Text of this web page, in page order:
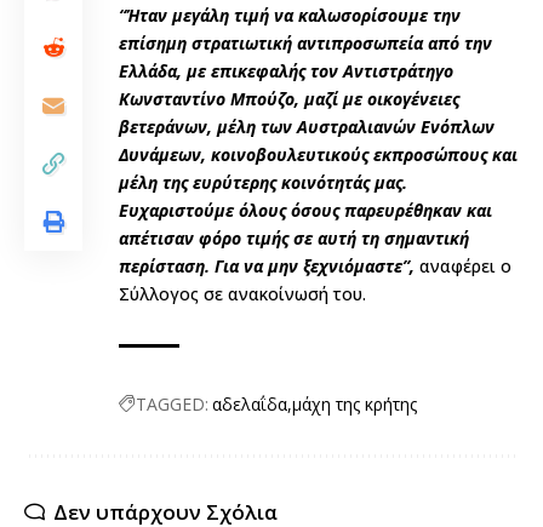
“Ήταν μεγάλη τιμή να καλωσορίσουμε την
επίσημη στρατιωτική αντιπροσωπεία από την
Ελλάδα, με επικεφαλής τον Αντιστράτηγο
Κωνσταντίνο Μπούζο, μαζί με οικογένειες
βετεράνων, μέλη των Αυστραλιανών Ενόπλων
Δυνάμεων, κοινοβουλευτικούς εκπροσώπους και
μέλη της ευρύτερης κοινότητάς μας.
Ευχαριστούμε όλους όσους παρευρέθηκαν και
απέτισαν φόρο τιμής σε αυτή τη σημαντική
περίσταση. Για να μην ξεχνιόμαστε”, αναφέρει ο
Σύλλογος σε ανακοίνωσή του.
TAGGED: αδελαΐδα μάχη της κρήτης
Δεν υπάρχουν Σχόλια